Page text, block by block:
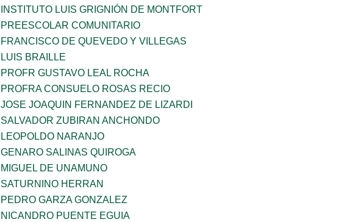
INSTITUTO LUIS GRIGNIÓN DE MONTFORT
PREESCOLAR COMUNITARIO
FRANCISCO DE QUEVEDO Y VILLEGAS
LUIS BRAILLE
PROFR GUSTAVO LEAL ROCHA
PROFRA CONSUELO ROSAS RECIO
JOSE JOAQUIN FERNANDEZ DE LIZARDI
SALVADOR ZUBIRAN ANCHONDO
LEOPOLDO NARANJO
GENARO SALINAS QUIROGA
MIGUEL DE UNAMUNO
SATURNINO HERRAN
PEDRO GARZA GONZALEZ
NICANDRO PUENTE EGUIA